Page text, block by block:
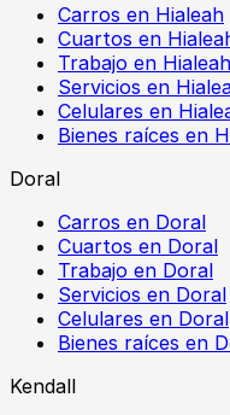
Carros en Hialeah
Cuartos en
Trabajo en Hialeah
Servicios en
Celulares en
Bienes raíces en
Doral
Carros en Doral
Cuartos en Doral
Trabajo en Doral
Servicios en Doral
Celulares en Doral
Bienes raíces en
Kendall